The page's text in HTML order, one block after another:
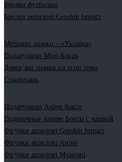
Брелки футбольні
Брелки акрилові Genshin Impact
Металеві значки – «Україна»
Подарункові Міні-Бокси
Дерев’яні значки на різні теми
Стікерпаки
Подарункові Аніме бокси
Подарочные Аниме Боксы с чашкой
Фігурки акрилові Genshin Impact
Фігурки акрилові Аніме
Фігурки акрилові Музичні